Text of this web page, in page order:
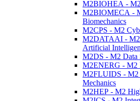
M2BIOHEA -
M2BIOMECA -
Biomechanics
M2CPS - M2
M2DATAAI - M2
Artificial
M2DS - M2 Data
M2ENERG - M2
M2FLUIDS - M2
Mechanics
M2HEP - M2